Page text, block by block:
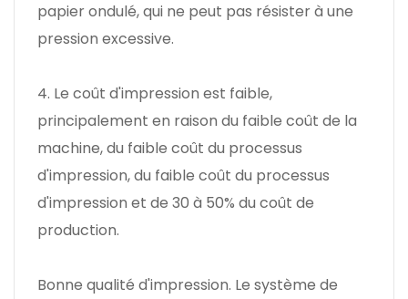
papier ondulé, qui ne peut pas résister à une
pression excessive.
4. Le coût d'impression est faible,
principalement en raison du faible coût de la
machine, du faible coût du processus
d'impression, du faible coût du processus
d'impression et de 30 à 50% du coût de
production.
Bonne qualité d'impression. Le système de